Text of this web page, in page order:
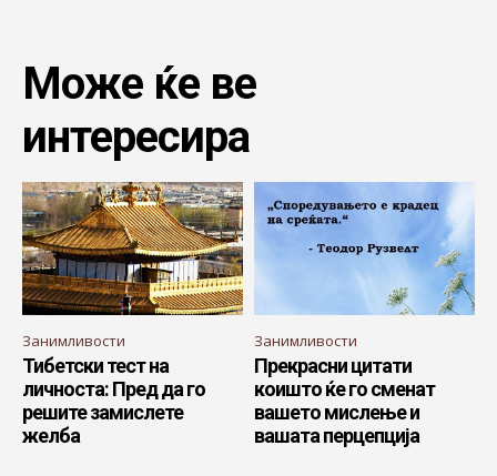
Може ќе ве
интересира
Занимливости
Тибетски тест на
личноста: Пред да го
решите замислете
желба
Занимливости
Прекрасни цитати
коишто ќе го сменат
вашето мислење и
вашата перцепција